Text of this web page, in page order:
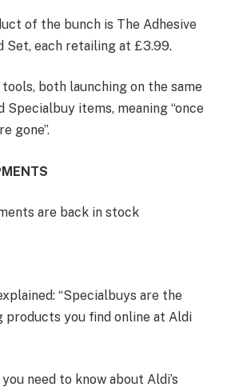
of the bunch is The Adhesive
Set, each retailing at £3.99.
tools, both launching on the same
Specialbuy items, meaning “once
gone”.
are back in stock
“Specialbuys are the
products you find online at Aldi
need to know about Aldi’s